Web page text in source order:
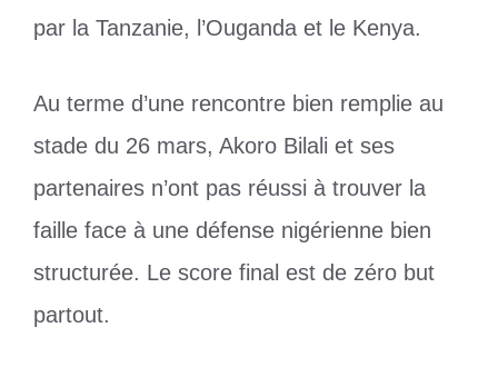
par la Tanzanie, l’Ouganda et le Kenya.
Au terme d’une rencontre bien remplie au
stade du 26 mars, Akoro Bilali et ses
partenaires n’ont pas réussi à trouver la
faille face à une défense nigérienne bien
structurée. Le score final est de zéro but
partout.